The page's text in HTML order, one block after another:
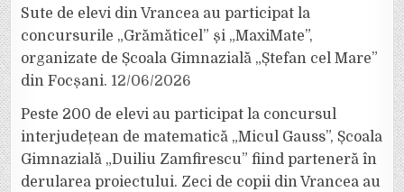
Sute de elevi din Vrancea au participat la
concursurile „Grămăticel” și „MaxiMate”,
organizate de Școala Gimnazială „Ștefan cel Mare”
din Focșani. 12/06/2026
Peste 200 de elevi au participat la concursul
interjudețean de matematică „Micul Gauss”, Școala
Gimnazială „Duiliu Zamfirescu” fiind parteneră în
derularea proiectului. Zeci de copii din Vrancea au